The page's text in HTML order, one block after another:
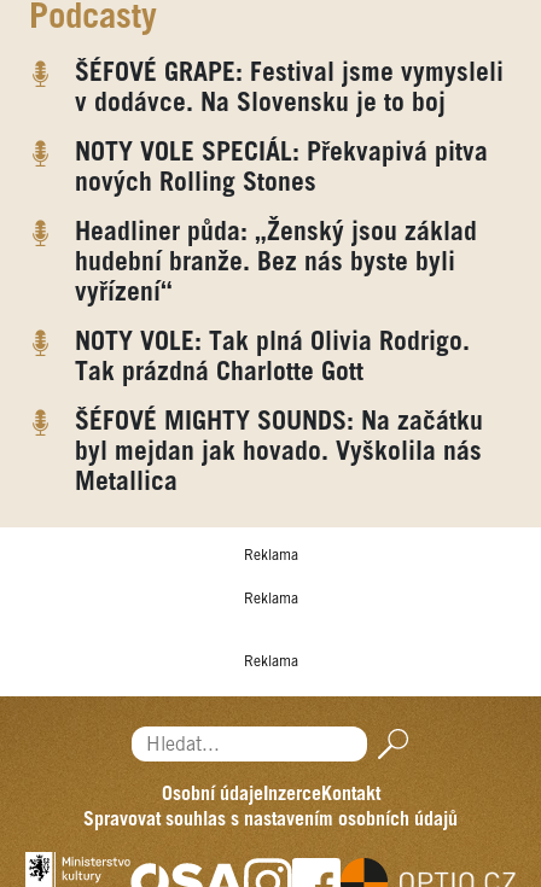
Podcasty
ŠÉFOVÉ GRAPE: Festival jsme vymysleli
v dodávce. Na Slovensku je to boj
NOTY VOLE SPECIÁL: Překvapivá pitva
nových Rolling Stones
Headliner půda: „Ženský jsou základ
hudební branže. Bez nás byste byli
vyřízení“
NOTY VOLE: Tak plná Olivia Rodrigo.
Tak prázdná Charlotte Gott
ŠÉFOVÉ MIGHTY SOUNDS: Na začátku
byl mejdan jak hovado. Vyškolila nás
Metallica
Reklama
Reklama
Reklama
Hledat...
Osobní údajeInzerceKontakt
Spravovat souhlas s nastavením osobních údajů